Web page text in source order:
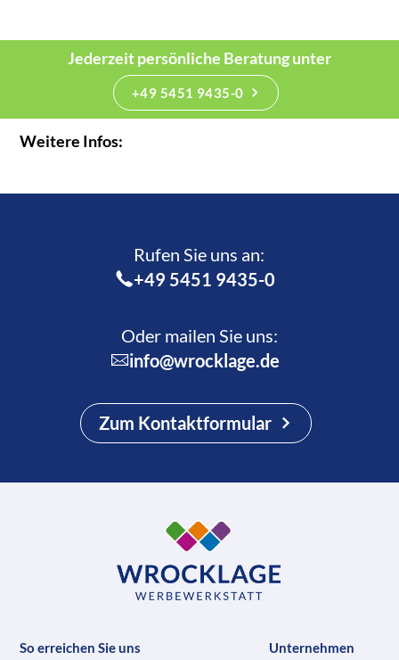
Jederzeit persönliche Beratung unter
+49 5451 9435-0
Weitere Infos:
Rufen Sie uns an:­
+49 5451 9435-0
Oder mailen Sie uns:
info@wrocklage.de
Zum Kontaktformular
So erreichen Sie uns
Unternehmen